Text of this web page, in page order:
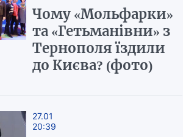
Чому «Мольфарки»
та «Гетьманівни» з
Тернополя їздили
до Києва? (фото)
27.01
20:39